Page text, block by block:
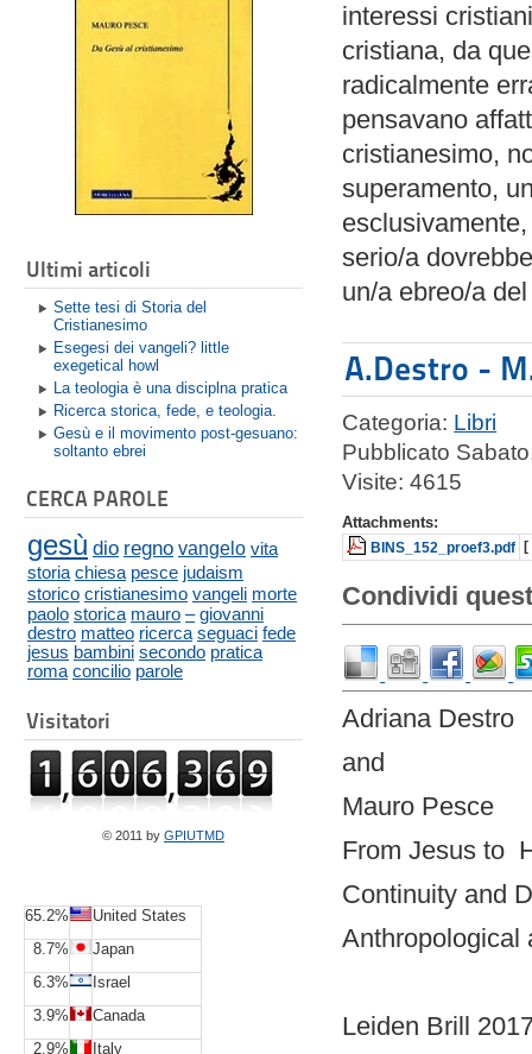
Ultimi articoli
Sette tesi di Storia del
Cristianesimo
Esegesi dei vangeli? little
exegetical howl
La teologia è una disciplna pratica
Ricerca storica, fede, e teologia.
Gesù e il movimento post-gesuano:
soltanto ebrei
CERCA PAROLE
gesù dio regno vangelo vita
storia chiesa pesce judaism
storico cristianesimo vangeli morte
paolo storica mauro – giovanni
destro matteo ricerca seguaci fede
jesus bambini secondo pratica
roma concilio parole
Visitatori
© 2011 by GPIUTMD
65.2%
United States
8.7%
Japan
6.3%
Israel
3.9%
Canada
2.9%
Italy
interessi
cristiana, da
radicalmente
pensavano
cristianesimo,
superamento,
serio/a
un/a ebreo/a
A.Destro -
Categoria: Libri
Pubblicato
Visite: 4615
Attachments:
BINS_152_proef3.pdf
Condividi
Adriana Destro
and
Mauro Pesce
From Jesus to
Continuity and
Anthropological
Leiden Brill